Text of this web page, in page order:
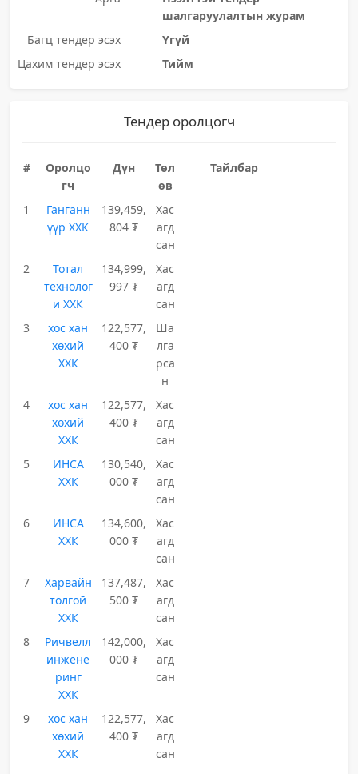
шалгаруулалтын журам
Багц тендер эсэх
Үгүй
Цахим тендер эсэх
Тийм
Тендер оролцогч
#
Оролцо
гч
Дүн
Төл
өв
Тайлбар
1
Ганганн
үүр ХХК
139,459,
804 ₮
Хас
агд
сан
2
Тотал
технолог
и ХХК
134,999,
997 ₮
Хас
агд
сан
3
хос хан
хөхий
ХХК
122,577,
400 ₮
Ша
лга
рса
н
4
хос хан
хөхий
ХХК
122,577,
400 ₮
Хас
агд
сан
5
ИНСА
ХХК
130,540,
000 ₮
Хас
агд
сан
6
ИНСА
ХХК
134,600,
000 ₮
Хас
агд
сан
7
Харвайн
толгой
ХХК
137,487,
500 ₮
Хас
агд
сан
8
Ричвелл
инжене
ринг
ХХК
142,000,
000 ₮
Хас
агд
сан
9
хос хан
хөхий
ХХК
122,577,
400 ₮
Хас
агд
сан